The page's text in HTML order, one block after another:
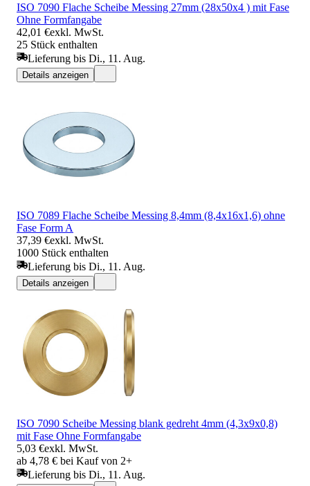
ISO 7090 Flache Scheibe Messing 27mm (28x50x4 ) mit Fase
Ohne Formfangabe
42,01 €exkl. MwSt.
25 Stück enthalten
Lieferung bis Di., 11. Aug.
Details anzeigen
ISO 7089 Flache Scheibe Messing 8,4mm (8,4x16x1,6) ohne
Fase Form A
37,39 €exkl. MwSt.
1000 Stück enthalten
Lieferung bis Di., 11. Aug.
Details anzeigen
ISO 7090 Scheibe Messing blank gedreht 4mm (4,3x9x0,8)
mit Fase Ohne Formfangabe
5,03 €exkl. MwSt.
ab 4,78 € bei Kauf von 2+
Lieferung bis Di., 11. Aug.